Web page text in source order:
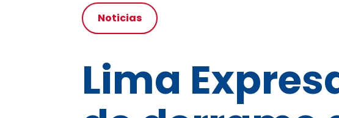
Noticias
Lima